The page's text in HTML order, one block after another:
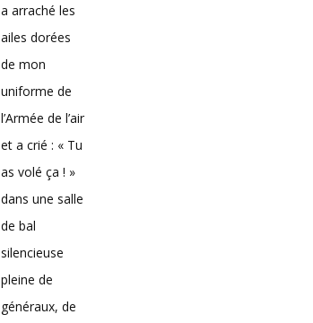
a arraché les
ailes dorées
de mon
uniforme de
l’Armée de l’air
et a crié : « Tu
as volé ça ! »
dans une salle
de bal
silencieuse
pleine de
généraux, de